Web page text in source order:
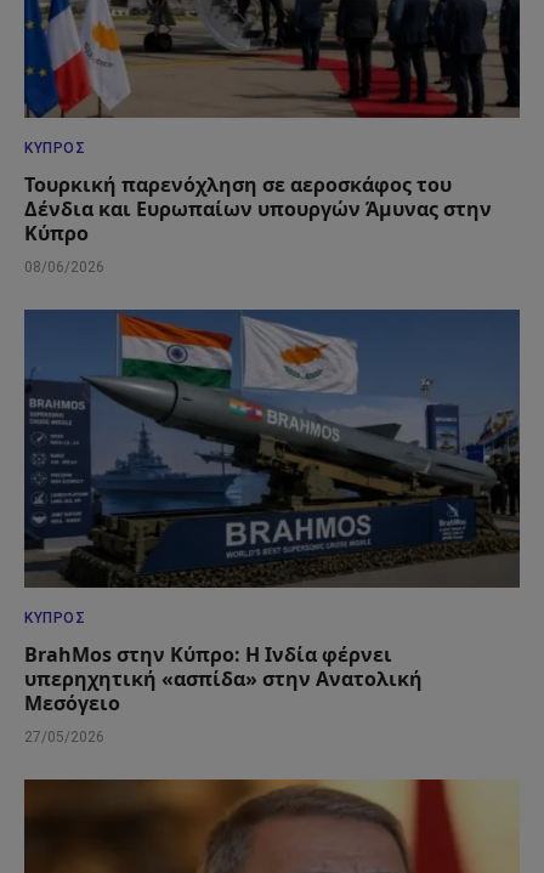
ΚΎΠΡΟΣ
Τουρκική παρενόχληση σε αεροσκάφος του
Δένδια και Ευρωπαίων υπουργών Άμυνας στην
Κύπρο
08/06/2026
ΚΎΠΡΟΣ
BrahMos στην Κύπρο: Η Ινδία φέρνει
υπερηχητική «ασπίδα» στην Ανατολική
Μεσόγειο
27/05/2026